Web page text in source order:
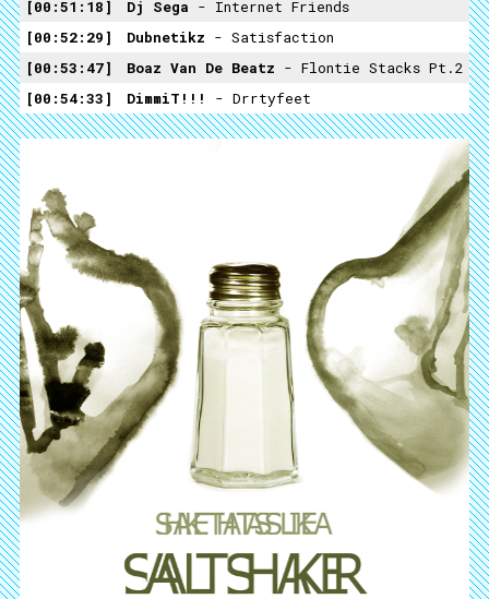
00:51:18
Dj Sega - Internet Friends
00:52:29
Dubnetikz - Satisfaction
00:53:47
Boaz Van De Beatz - Flontie Stacks Pt.2
00:54:33
DimmiT!!! - Drrtyfeet